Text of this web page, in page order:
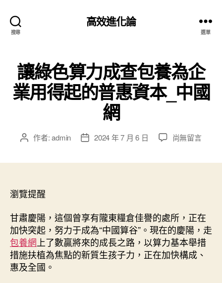
搜尋
高效進化論
選單
讓綠色算力成查包養為企
業用得起的普惠資本_中國
網
文 作者:admin
文 2024 年 7 月 6 日
在
查
包
養
為
企
尚無留言
瀏覽提醒
甘肅慶陽，這個曾享有隴東糧倉佳譽的處所，正在
加快突起，努力于成為“中國算谷”。現在的慶陽，走
包養網 上了數贏將來的成長之路，以算力基本舉措
措施扶植為焦點的新質生孩子力，正在加快構成、
惠及全國。